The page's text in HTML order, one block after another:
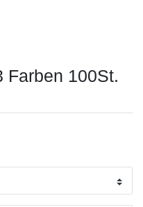
Farben 100St.